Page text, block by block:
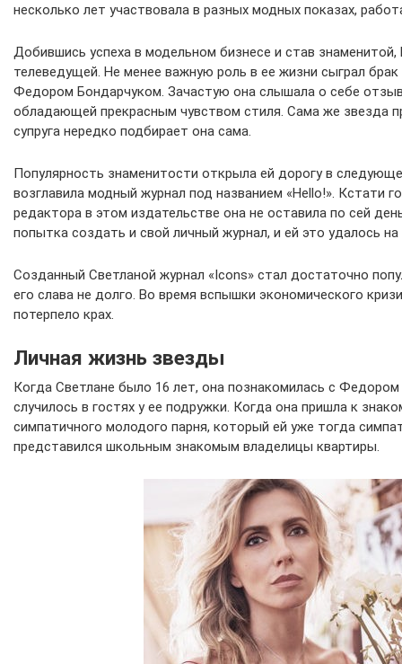
несколько лет участвовала в разных модных показах,
Добившись успеха в модельном бизнесе и став
телеведущей. Не менее важную роль в ее жизни сыграл
Федором Бондарчуком. Зачастую она слышала о себе
обладающей прекрасным чувством стиля. Сама же звезда
супруга нередко подбирает она сама.
Популярность знаменитости открыла ей дорогу в
возглавила модный журнал под названием «Hello!». Кстати
редактора в этом издательстве она не оставила по сей
попытка создать и свой личный журнал, и ей это удалось
Созданный Светланой журнал «Icons» стал достаточно
его слава не долго. Во время вспышки экономического
потерпело крах.
Личная жизнь звезды
Когда Светлане было 16 лет, она познакомилась с
случилось в гостях у ее подружки. Когда она пришла к
симпатичного молодого парня, который ей уже тогда
представился школьным знакомым владелицы квартиры.